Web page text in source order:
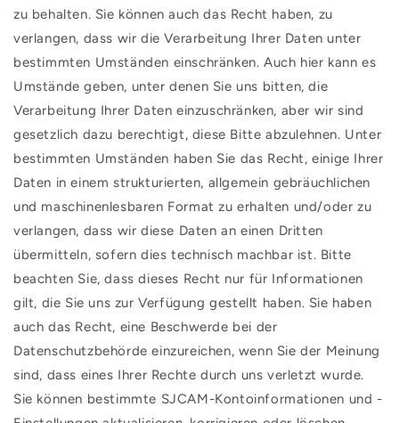
zu behalten. Sie können auch das Recht haben, zu
verlangen, dass wir die Verarbeitung Ihrer Daten unter
bestimmten Umständen einschränken. Auch hier kann es
Umstände geben, unter denen Sie uns bitten, die
Verarbeitung Ihrer Daten einzuschränken, aber wir sind
gesetzlich dazu berechtigt, diese Bitte abzulehnen. Unter
bestimmten Umständen haben Sie das Recht, einige Ihrer
Daten in einem strukturierten, allgemein gebräuchlichen
und maschinenlesbaren Format zu erhalten und/oder zu
verlangen, dass wir diese Daten an einen Dritten
übermitteln, sofern dies technisch machbar ist. Bitte
beachten Sie, dass dieses Recht nur für Informationen
gilt, die Sie uns zur Verfügung gestellt haben. Sie haben
auch das Recht, eine Beschwerde bei der
Datenschutzbehörde einzureichen, wenn Sie der Meinung
sind, dass eines Ihrer Rechte durch uns verletzt wurde.
Sie können bestimmte SJCAM-Kontoinformationen und -